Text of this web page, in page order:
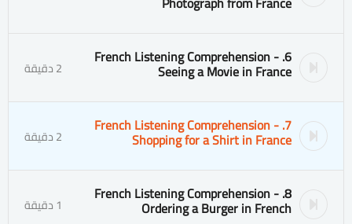
6. French Listening Comprehension -
Seeing a Movie in France 2 دقيقة
7. French Listening Comprehension -
Shopping for a Shirt in France 2 دقيقة
8. French Listening Comprehension -
Ordering a Burger in French 1 دقيقة